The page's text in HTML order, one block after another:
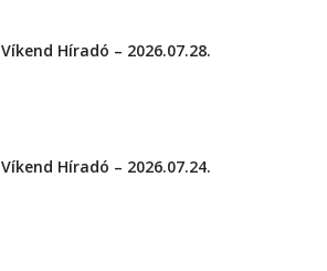
Víkend Híradó – 2026.07.28.
Víkend Híradó – 2026.07.24.